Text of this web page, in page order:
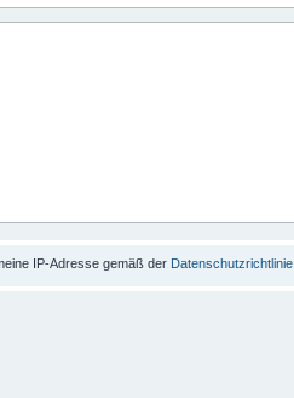
IP-Adresse gemäß der Datenschutzrichtlinie